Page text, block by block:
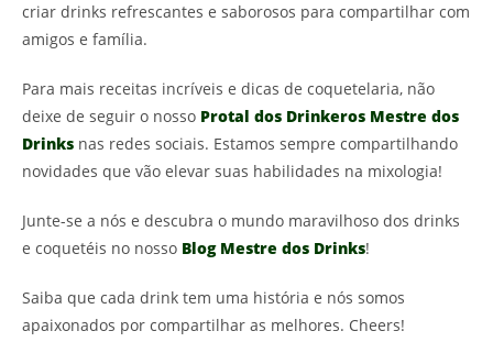
criar drinks refrescantes e saborosos para compartilhar com
amigos e família.
Para mais receitas incríveis e dicas de coquetelaria, não
deixe de seguir o nosso Protal dos Drinkeros Mestre dos
Drinks nas redes sociais. Estamos sempre compartilhando
novidades que vão elevar suas habilidades na mixologia!
Junte-se a nós e descubra o mundo maravilhoso dos drinks
e coquetéis no nosso Blog Mestre dos Drinks!
Saiba que cada drink tem uma história e nós somos
apaixonados por compartilhar as melhores. Cheers!